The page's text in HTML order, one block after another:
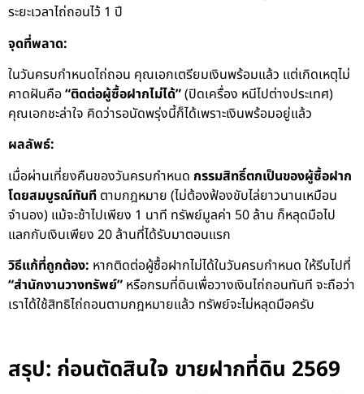
ระยะเวลาไถ่ถอนไว้ 1 ปี
จุดที่พลาด:
ในวันครบกำหนดไถ่ถอน คุณเอกเตรียมเงินพร้อมแล้ว แต่เกิดเหตุไม่
คาดฝันคือ“ติดต่อผู้ซื้อฝากไม่ได้”(ปิดเครื่อง หนีไปต่างประเทศ)
คุณเอกชะล่าใจ คิดว่ารอนัดพรุ่งนี้ก็ได้เพราะเงินพร้อมอยู่แล้ว
ผลลัพธ์:
เมื่อผ่านเที่ยงคืนของวันครบกำหนด กรรมสิทธิ์ตกเป็นของผู้ซื้อฝาก
โดยสมบูรณ์ทันที ตามกฎหมาย (ไม่ต้องฟ้องขับไล่ยาวนานเหมือน
จำนอง) แม้จะช้าไปเพียง 1 นาที ทรัพย์มูลค่า 50 ล้าน ก็หลุดมือไป
แลกกับเงินเพียง 20 ล้านที่ได้รับมาตอนแรก
วิธีแก้ที่ถูกต้อง: หากติดต่อผู้ซื้อฝากไม่ได้ในวันครบกำหนด ให้รีบไปที่
“สำนักงานวางทรัพย์” หรือกรมที่ดินเพื่อวางเงินไถ่ถอนทันที จะถือว่า
เราได้ใช้สิทธิไถ่ถอนตามกฎหมายแล้ว ทรัพย์จะไม่หลุดมือครับ
สรุป: ก่อนตัดสินใจ ขายฝากที่ดิน 2569